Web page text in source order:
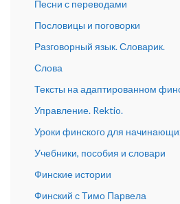
Песни с переводами
Пословицы и поговорки
Разговорный язык. Словарик.
Слова
Тексты на адаптированном
Управление. Rektio.
Уроки финского для
Учебники, пособия и словари
Финские истории
Финский с Тимо Парвела